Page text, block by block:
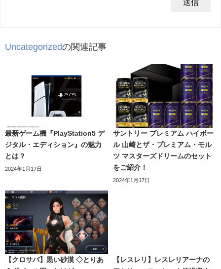
Uncategorizedの関連記事
最新ゲーム機『PlayStation5 デ
ジタル・エディション』の魅力
とは？
2024年1月17日
サントリー プレミアム ハイボー
ル 山崎とザ・プレミアム・モル
ツ マスターズドリームのセット
をご紹介！
2024年1月17日
【クロサバ】黒い砂漠 ◇とりあ
【レスレリ】レスレリアーナの